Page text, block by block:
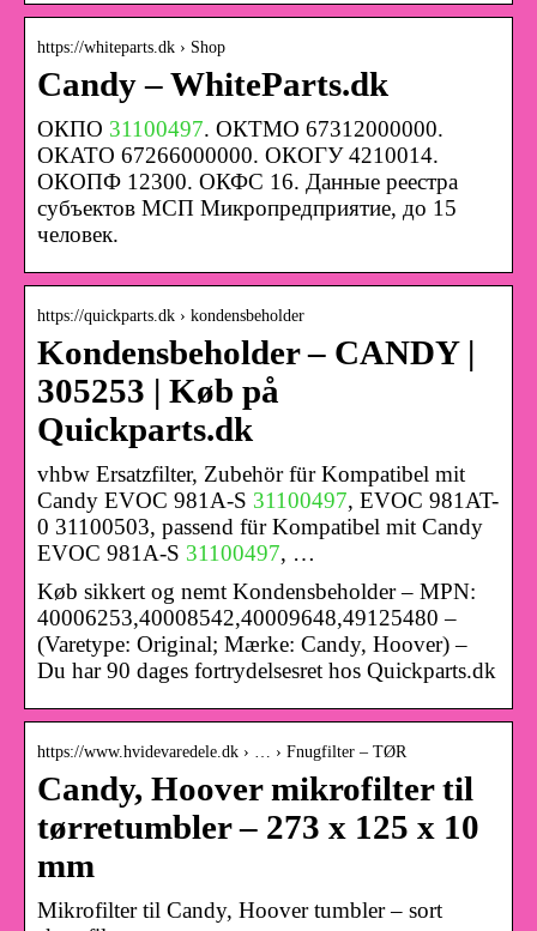
https://whiteparts.dk › Shop
Candy – WhiteParts.dk
ОКПО 31100497. ОКТМО 67312000000.
ОКАТО 67266000000. ОКОГУ 4210014.
ОКОПФ 12300. ОКФС 16. Данные реестра
субъектов МСП Микропредприятие, до 15
человек.
https://quickparts.dk › kondensbeholder
Kondensbeholder – CANDY |
305253 | Køb på
Quickparts.dk
vhbw Ersatzfilter, Zubehör für Kompatibel mit
Candy EVOC 981A-S 31100497, EVOC 981AT-
0 31100503, passend für Kompatibel mit Candy
EVOC 981A-S 31100497, …
Køb sikkert og nemt Kondensbeholder – MPN:
40006253,40008542,40009648,49125480 –
(Varetype: Original; Mærke: Candy, Hoover) –
Du har 90 dages fortrydelsesret hos Quickparts.dk
https://www.hvidevaredele.dk › … › Fnugfilter – TØR
Candy, Hoover mikrofilter til
tørretumbler – 273 x 125 x 10
mm
Mikrofilter til Candy, Hoover tumbler – sort